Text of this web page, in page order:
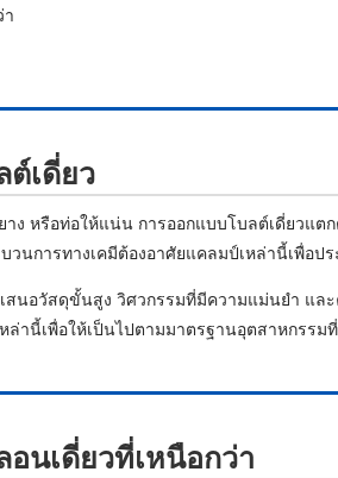
ต์เดี่ยว
หรือท่อให้แน่น การออกแบบโบลต์เดี่ยวแต
วนการทางเคมีต้องอาศัยแคลมป์เหล่านี้เพื่อ
สนอวัสดุขั้นสูง วิศวกรรมที่มีความแม่นยำ แ
านี้เพื่อให้เป็นไปตามมาตรฐานอุตสาหกรรม
นเดี่ยวที่เหนือกว่า